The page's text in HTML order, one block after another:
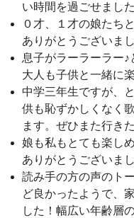
い時間を過ごせました
０才、１才の娘たち
ありがとうございまし
息子がラーラーラー♪
大人も子供と一緒に
中学三年生ですが、
供も恥ずかしくなく
ます。ぜひまた行き
娘も私もとても楽し
ありがとうございまし
読み手の方の声のト
ど良かったようで、
した！幅広い年齢層